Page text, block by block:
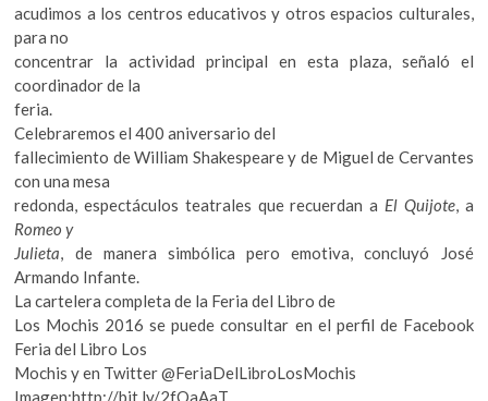
acudimos a los centros educativos y otros espacios culturales,
para no
concentrar la actividad principal en esta plaza, señaló el
coordinador de la
feria.
Celebraremos el 400 aniversario del
fallecimiento de William Shakespeare y de Miguel de Cervantes
con una mesa
redonda, espectáculos teatrales que recuerdan a El Quijote, a
Romeo y
Julieta , de manera simbólica pero emotiva, concluyó José
Armando Infante.
La cartelera completa de la Feria del Libro de
Los Mochis 2016 se puede consultar en el perfil de Facebook
Feria del Libro Los
Mochis y en Twitter @FeriaDelLibroLosMochis
Imagen:http://bit.ly/2fOaAaT